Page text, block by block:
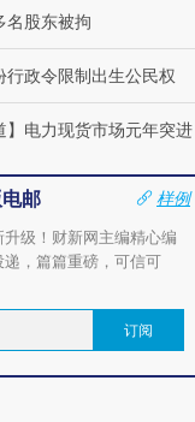
名股东被拘
行政令限制出生公民权
】电力现货市场元年突进
邮
样例
级！财新网主编精心编
，篇篇重磅，可信可
订阅